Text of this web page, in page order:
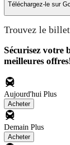
Téléchargez-le sur
Trouvez le
Sécurisez
meilleures
Aujourd'hui Plus
Acheter
Demain Plus
Acheter